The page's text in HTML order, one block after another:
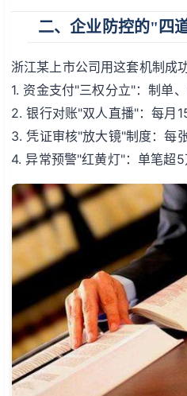
二、企业防控的"四
浙江某上市公司用这套机制成
1. 资金支付"三权分立"：制单
2. 银行对账"双人直播"：每月
3. 凭证审核"放大镜"制度：每
4. 异常预警"红黄灯"：单笔超